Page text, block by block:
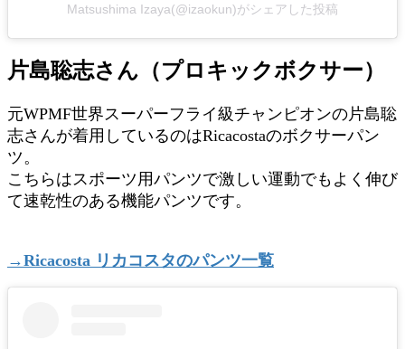
Matsushima Izaya(@izaokun)がシェアした投稿
片島聡志さん（プロキックボクサー）
元WPMF世界スーパーフライ級チャンピオンの片島聡
志さんが着用しているのはRicacostaのボクサーパン
ツ。
こちらはスポーツ用パンツで激しい運動でもよく伸び
て速乾性のある機能パンツです。
→Ricacosta リカコスタのパンツ一覧